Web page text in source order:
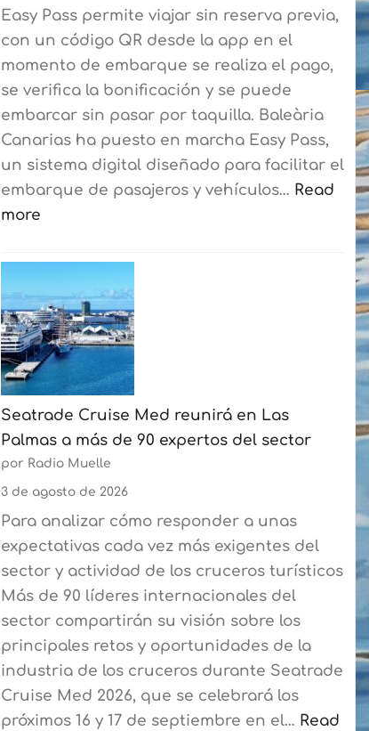
Latina
Canaria
de
Botes
consolidan
su
curso
de
verano
más
50
participantes
cada
semana
Easy Pass permite viajar sin reserva previa,
con un código QR desde la app en el
momento de embarque se realiza el pago,
se verifica la bonificación y se puede
embarcar sin pasar por taquilla. Baleària
Canarias ha puesto en marcha Easy Pass,
un sistema digital diseñado para facilitar el
embarque de pasajeros y vehículos… Read
more
Baleària
estrena
un
sistema
digital
en
la
ruta
Playa
Blanca-
Corralejo
para
agilizar
el
embarque
a
los
residentes
Seatrade Cruise Med reunirá en Las
Palmas a más de 90 expertos del sector
por Radio Muelle
3 de agosto de 2026
Para analizar cómo responder a unas
expectativas cada vez más exigentes del
sector y actividad de los cruceros turísticos
Más de 90 líderes internacionales del
sector compartirán su visión sobre los
principales retos y oportunidades de la
industria de los cruceros durante Seatrade
Cruise Med 2026, que se celebrará los
próximos 16 y 17 de septiembre en el… Read